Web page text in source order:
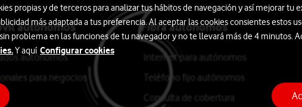
autónomos
autónomos
para negocios
Fibra autónomos
Internet para autónomos
Teléfono fijo autónomos
Consulta de cobertura
propias y de terceros para analizar tus hábitos de navegación y así mejorar tu
más adaptada a tus preferencia. Al aceptar las cookies consientes estos
problema en las funciones de tu navegador y no te llevará más de 4 minutos.
Y aquí Configurar cookies